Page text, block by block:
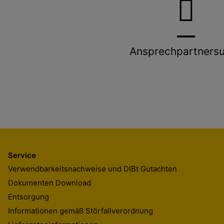
Service
Verwendbarkeitsnachweise und DIBt Gutachten
Dokumenten Download
Entsorgung
Informationen gemäß Störfallverordnung